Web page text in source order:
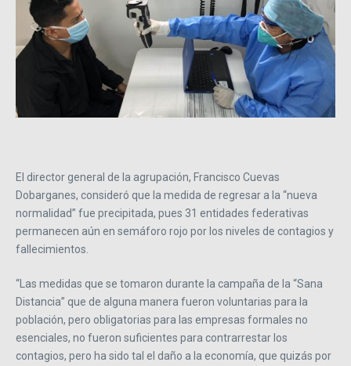
El director general de la agrupación, Francisco Cuevas
Dobarganes, consideró que la medida de regresar a la “nueva
normalidad” fue precipitada, pues 31 entidades federativas
permanecen aún en semáforo rojo por los niveles de contagios y
fallecimientos.
“Las medidas que se tomaron durante la campaña de la “Sana
Distancia” que de alguna manera fueron voluntarias para la
población, pero obligatorias para las empresas formales no
esenciales, no fueron suficientes para contrarrestar los
contagios, pero ha sido tal el daño a la economía, que quizás por